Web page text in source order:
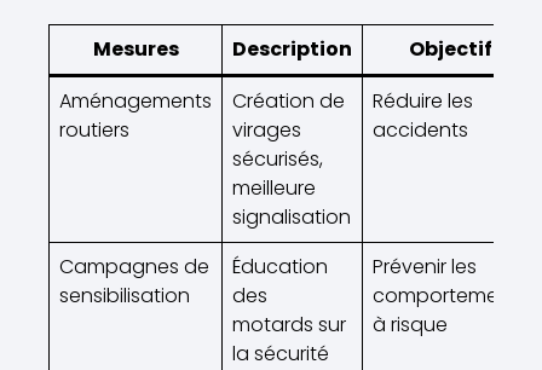
Mesures Description
Objectif
Aménagements
routiers
Création de
virages
sécurisés,
meilleure
signalisation
Réduire les
accidents
Campagnes de
sensibilisation
Éducation
des
motards sur
la sécurité
Prévenir les
comportements
à risque